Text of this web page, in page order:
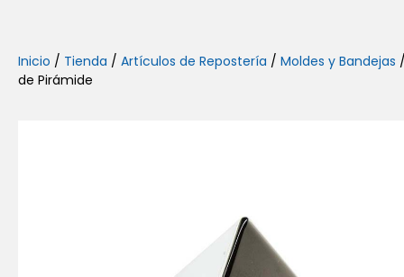
Inicio / Tienda / Artículos de Repostería / Moldes y Bandejas
de Pirámide